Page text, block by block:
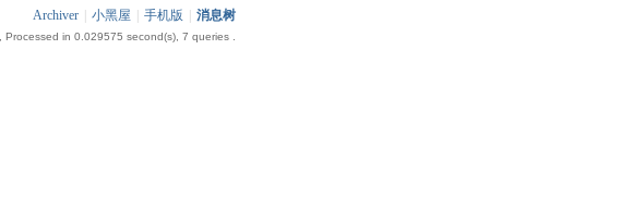
Archiver 小黑屋 手机版 消息树
, Processed in 0.029575 second(s), 7 queries .